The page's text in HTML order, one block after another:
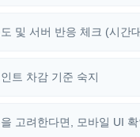
및 서버 반응 체크 (시간
트 차감 기준 숙지
고려한다면, 모바일 UI 확